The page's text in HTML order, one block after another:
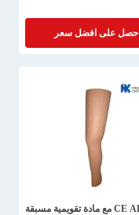
احصل على افضل سعر
غطاء CE AK مع مادة تقويمية مسبقة